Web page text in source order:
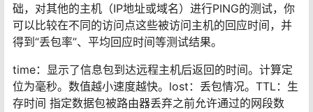
础，对其他的主机（IP地址或域名）进行PING的测试，你
可以比较在不同的访问点这些被访问主机的回应时间，并
得到“丢包率”、平均回应时间等测试结果。
time：显示了信息包到达远程主机后返回的时间。计算定
位为毫秒。数值越小速度越快。lost：丢包情况。TTL：生
存时间 指定数据包被路由器丢弃之前允许通过的网段数